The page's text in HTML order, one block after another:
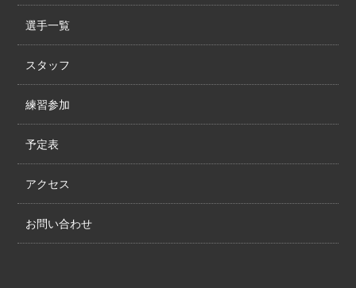
選手一覧
スタッフ
練習参加
予定表
アクセス
お問い合わせ